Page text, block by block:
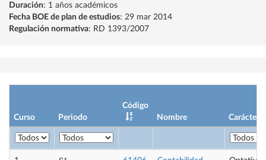
Duración: 1 años académicos
Fecha BOE de plan de estudios: 29 mar 2014
Regulación normativa: RD 1393/2007
Curso Periodo
Código
Nombre
Carácter